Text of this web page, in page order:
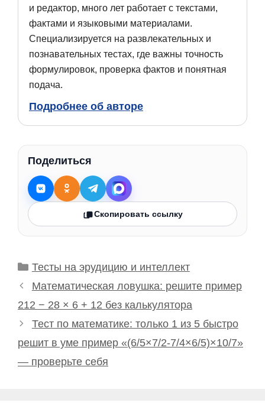
и редактор, много лет работает с текстами,
фактами и языковыми материалами.
Специализируется на развлекательных и
познавательных тестах, где важны точность
формулировок, проверка фактов и понятная
подача.
Подробнее об авторе
Поделиться
Скопировать ссылку
Рубрики
Тесты на эрудицию и интеллект
Математическая ловушка: решите пример
212 − 28 × 6 + 12 без калькулятора
Тест по математике: только 1 из 5 быстро
решит в уме пример «(6/5×7/2-7/4×6/5)×10/7»
— проверьте себя